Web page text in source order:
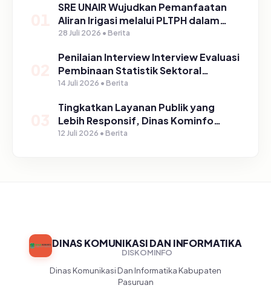
SRE UNAIR Wujudkan Pemanfaatan
Aliran Irigasi melalui PLTPH dalam
Program TIRTA PELITA di Desa
28 Juli 2026 • Berita
Penilaian Interview Interview Evaluasi
Pembinaan Statistik Sektoral
Kabupaten Pasuruan
14 Juli 2026 • Berita
Tingkatkan Layanan Publik yang
Lebih Responsif, Dinas Kominfo
Gelar Sosialisasi SP4N Lapor di
12 Juli 2026 • Berita
DINAS KOMUNIKASI DAN INFORMATIKA
DISKOMINFO
Dinas Komunikasi Dan Informatika Kabupaten
Pasuruan